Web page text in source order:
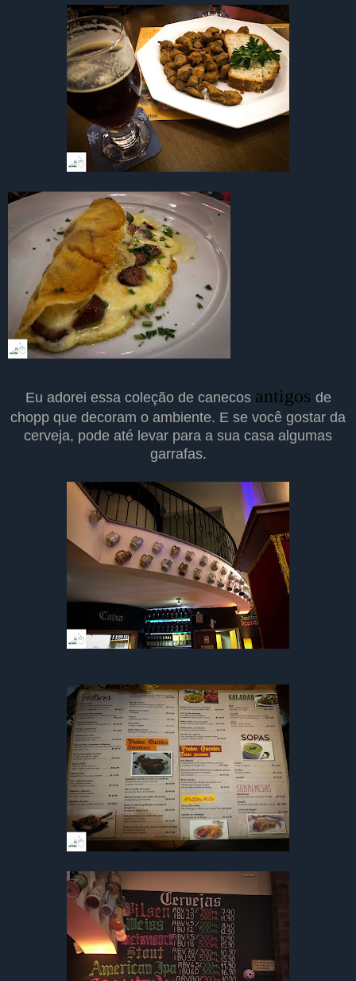
Eu adorei essa coleção de canecos antigos de
chopp que decoram o ambiente. E se você gostar da
cerveja, pode até levar para a sua casa algumas
garrafas.